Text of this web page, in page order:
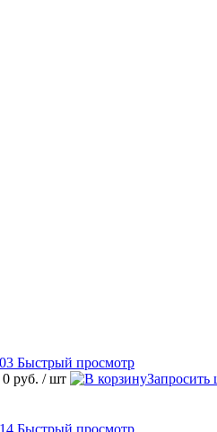
Быстрый просмотр
0 руб. / шт Запросить
Быстрый просмотр